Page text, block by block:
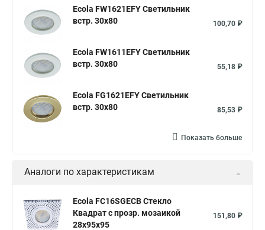
Ecola FW1621EFY Светильник
встр. 30x80
100,70 ₽
Ecola FW1611EFY Светильник
встр. 30x80
55,18 ₽
Ecola FG1621EFY Светильник
встр. 30x80
85,53 ₽
Показать больше
Аналоги по характеристикам
Ecola FC16SGECB Стекло
Квадрат с прозр. мозаикой
28x95x95
151,80 ₽